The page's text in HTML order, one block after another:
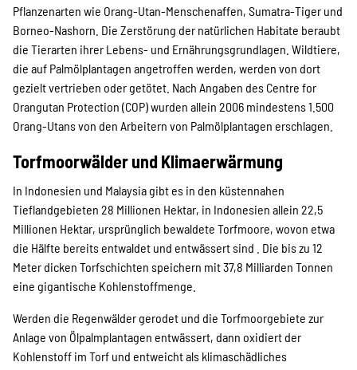
Pflanzenarten wie Orang-Utan-Menschenaffen, Sumatra-Tiger und
Borneo-Nashorn. Die Zerstörung der natürlichen Habitate beraubt
die Tierarten ihrer Lebens- und Ernährungsgrundlagen. Wildtiere,
die auf Palmölplantagen angetroffen werden, werden von dort
gezielt vertrieben oder getötet. Nach Angaben des Centre for
Orangutan Protection (COP) wurden allein 2006 mindestens 1.500
Orang-Utans von den Arbeitern von Palmölplantagen erschlagen.
Torfmoorwälder und Klimaerwärmung
In Indonesien und Malaysia gibt es in den küstennahen
Tieflandgebieten 28 Millionen Hektar, in Indonesien allein 22,5
Millionen Hektar, ursprünglich bewaldete Torfmoore, wovon etwa
die Hälfte bereits entwaldet und entwässert sind . Die bis zu 12
Meter dicken Torfschichten speichern mit 37,8 Milliarden Tonnen
eine gigantische Kohlenstoffmenge.
Werden die Regenwälder gerodet und die Torfmoorgebiete zur
Anlage von Ölpalmplantagen entwässert, dann oxidiert der
Kohlenstoff im Torf und entweicht als klimaschädliches